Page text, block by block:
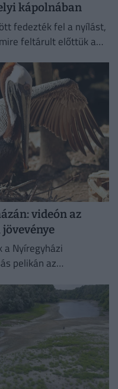
kápolnában
fedezték fel a nyílást,
feltárult előttük a
videón az
Nyíregyházi
pelikán az